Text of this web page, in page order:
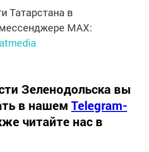
Татарстана в
MАХ:
Зеленодольска вы
в нашем Telegram-
читайте нас в